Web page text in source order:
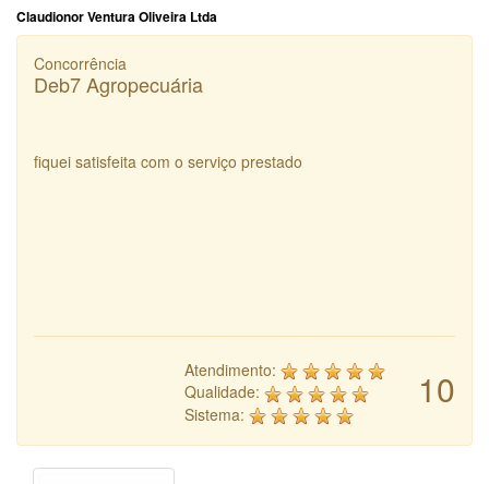
Claudionor Ventura Oliveira Ltda
Concorrência
Deb7 Agropecuária
fiquei satisfeita com o serviço prestado
10
Atendimento:
Qualidade:
Sistema: